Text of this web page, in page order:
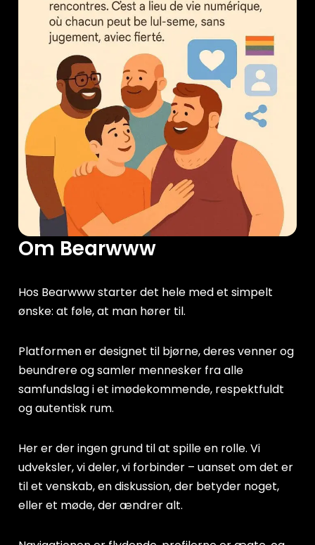
Om Bearwww
Hos Bearwww starter det hele med et simpelt
ønske: at føle, at man hører til.
Platformen er designet til bjørne, deres venner og
beundrere og samler mennesker fra alle
samfundslag i et imødekommende, respektfuldt
og autentisk rum.
Her er der ingen grund til at spille en rolle. Vi
udveksler, vi deler, vi forbinder – uanset om det er
til et venskab, en diskussion, der betyder noget,
eller et møde, der ændrer alt.